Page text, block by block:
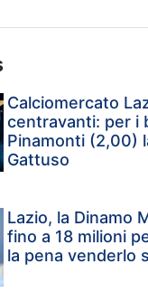
Calciomercato
centravanti: per i
Pinamonti (2,00)
Gattuso
Lazio, la Dinamo
fino a 18 milioni
la pena venderlo